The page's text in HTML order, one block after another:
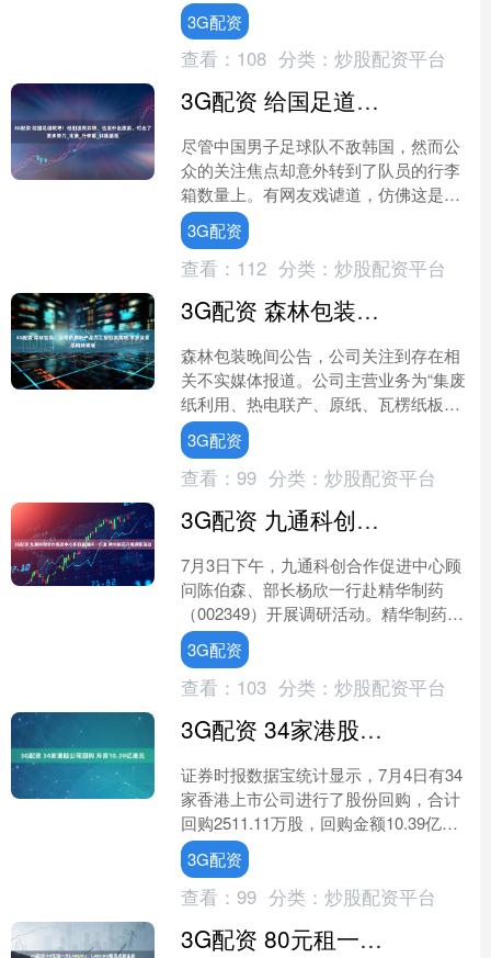
层面的积极回应，军事援助渠道已全面
恢复。下周，乌军方将与....
3G配资
查看： 108 分类： 炒股配资平台
3G配资 给国足道歉吧！他们没有购物，也没外出旅游，付出了更多努力_比赛_行李箱_训练基地
尽管中国男子足球队不敌韩国，然而公
众的关注焦点却意外转到了队员的行李
箱数量上。有网友戏谑道，仿佛这是一
群富豪出行，出门时必须要排场十足，
至于比赛失利似乎只是一件....
3G配资
查看： 112 分类： 炒股配资平台
3G配资 森林包装：公司的原纸产品为工业包装用纸 不涉及食品用纸领域
森林包装晚间公告，公司关注到存在相
关不实媒体报道。公司主营业务为“集废
纸利用、热电联产、原纸、瓦楞纸板、
瓦楞纸箱的生产、销售等多个环节”，主
要产品包括瓦楞纸箱及....
3G配资
查看： 99 分类： 炒股配资平台
3G配资 九通科创合作促进中心陈伯森顾问一行赴 精华制药开展调研活动
7月3日下午，九通科创合作促进中心顾
问陈伯森、部长杨欣一行赴精华制药
（002349）开展调研活动。精华制药总
工程师、研究管理院院长周云中、研究
管理院副院长、制剂....
3G配资
查看： 103 分类： 炒股配资平台
3G配资 34家港股公司回购 斥资10.39亿港元
证券时报数据宝统计显示，7月4日有34
家香港上市公司进行了股份回购，合计
回购2511.11万股，回购金额10.39亿港
元。 腾讯控股回购数量100.70万股，
回....
3G配资
查看： 99 分类： 炒股配资平台
3G配资 80元租一天LABUBU，LABUBU租赁成新生意